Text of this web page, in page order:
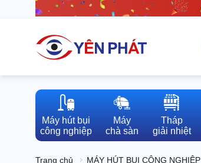
Máy hút bụi
công nghiệp
Máy
chà sàn
Tháp
giải nhiệt
Trang chủ MÁY HÚT BỤI CÔNG NGHIỆP